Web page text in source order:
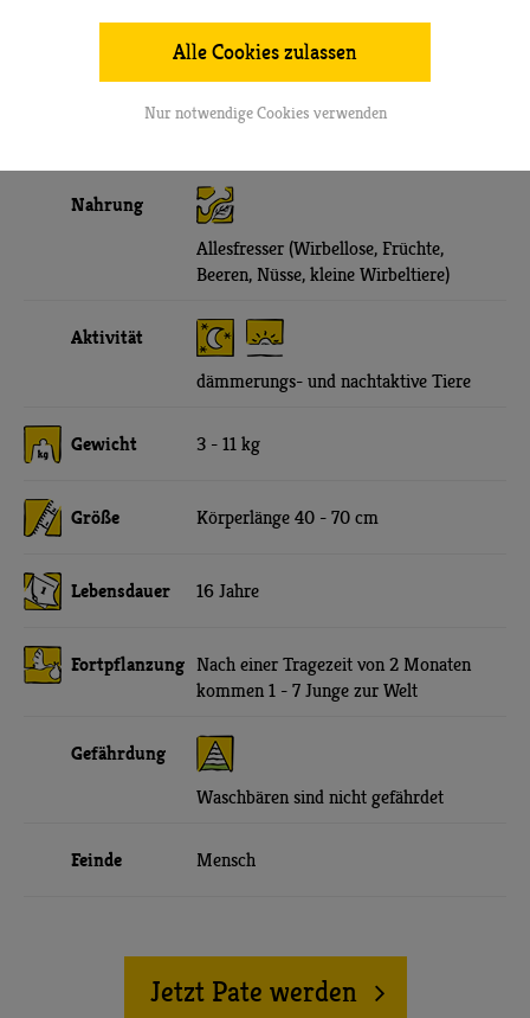
Verbreitung ursprünglich Nord- und Mittelamerika
Nahrung
Allesfresser (Wirbellose, Früchte,
Beeren, Nüsse, kleine Wirbeltiere)
Aktivität
dämmerungs- und nachtaktive Tiere
Gewicht 3 - 11 kg
Größe Körperlänge 40 - 70 cm
Lebensdauer 16 Jahre
Fortpflanzung Nach einer Tragezeit von 2 Monaten
kommen 1 - 7 Junge zur Welt
Gefährdung
Waschbären sind nicht gefährdet
Feinde Mensch
Jetzt Pate werden
Alle Cookies zulassen
Nur notwendige Cookies verwenden